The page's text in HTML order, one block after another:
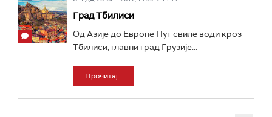
Град Тбилиси
Од Азије до Европе Пут свиле води кроз
Тбилиси, главни град Грузије...
Прочитај